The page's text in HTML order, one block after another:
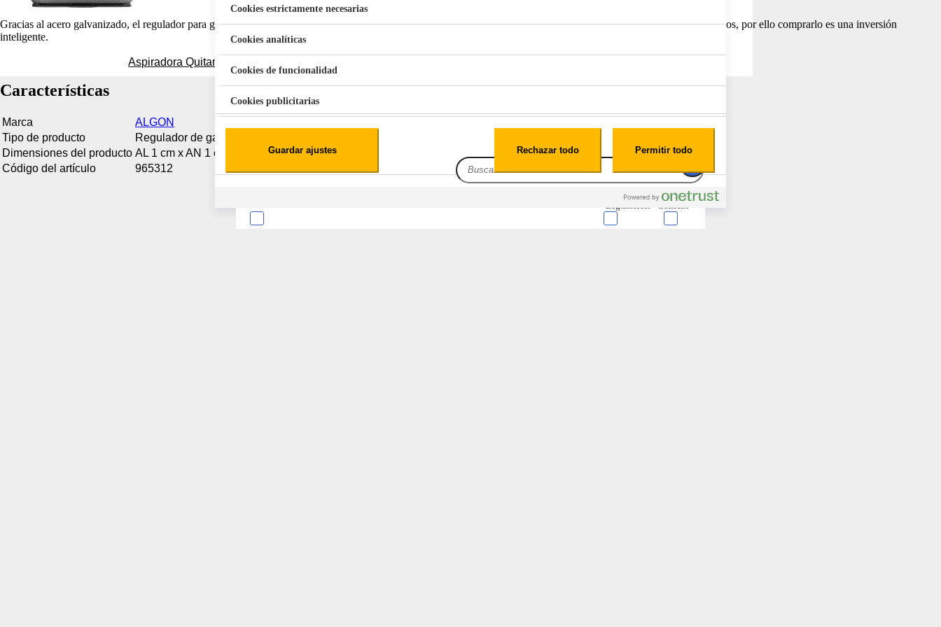
Aspiradora Quitamanchas 450W VALBERG 1,1L Limpia Sofás Alfombras Coche SP3
Gracias al acero galvanizado, el regulador para gas butano ALGON tiene un tiempo de vida superior a los10 años. Se mantendrá como nuevo con el pasar de los años, por ello comprarlo es una inversión
inteligente.
Características
Marca
ALGON
Tipo de producto
Regulador de gas
Dimensiones del producto AL 1 cm x AN 1 cm x PR 1 cm
Código del artículo
965312
Cookies estrictamente necesarias
Cookies analíticas
Cookies de funcionalidad
Cookies publicitarias
Cookies de redes sociales
Guardar ajustes Rechazar todo Permitir todo